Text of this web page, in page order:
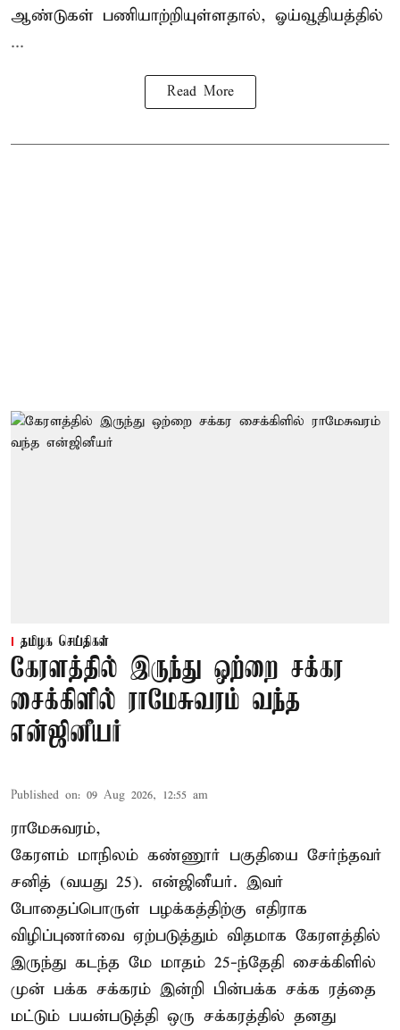
ஆண்டுகள் பணியாற்றியுள்ளதால், ஓய்வூதியத்தில்
...
Read More
தமிழக செய்திகள்
கேரளத்தில் இருந்து ஒற்றை சக்கர
சைக்கிளில் ராமேசுவரம் வந்த
என்ஜினீயர்
Published on: 09 Aug 2026, 12:55 am
ராமேசுவரம்,
கேரளம் மாநிலம் கண்ணூர் பகுதியை சேர்ந்தவர்
சனித் (வயது 25). என்ஜினீயர். இவர்
போதைப்பொருள் பழக்கத்திற்கு எதிராக
விழிப்புணர்வை ஏற்படுத்தும் விதமாக கேரளத்தில்
இருந்து கடந்த மே மாதம் 25-ந்தேதி சைக்கிளில்
முன் பக்க சக்கரம் இன்றி பின்பக்க சக்க ரத்தை
மட்டும் பயன்படுத்தி ஒரு சக்கரத்தில் தனது